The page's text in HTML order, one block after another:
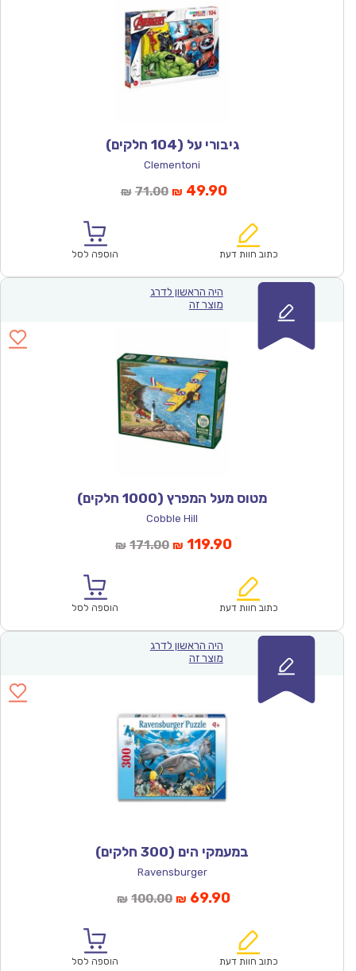
גיבורי על (104 חלקים)
Clementoni
₪ 71.00המחיר
₪71.00.
₪ 49.90המחיר
הוא:
כתוב חוות דעת הוספה לסל
היה הראשון לדרג
מוצר זה
מטוס מעל המפרץ (1000 חלקים)
Cobble Hill
₪ 171.00המחיר
₪171.00.
₪ 119.90המחיר
הוא:
כתוב חוות דעת הוספה לסל
היה הראשון לדרג
מוצר זה
במעמקי הים (300 חלקים)
Ravensburger
₪ 100.00המחיר
₪100.00.
₪ 69.90המחיר
הוא:
כתוב חוות דעת הוספה לסל